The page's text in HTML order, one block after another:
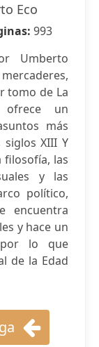
Eco
993
Umberto
tomo de La
ofrece un
más
XIII Y
filosofía, las
y las
político,
encuentra
y hace un
por lo que
de la Edad